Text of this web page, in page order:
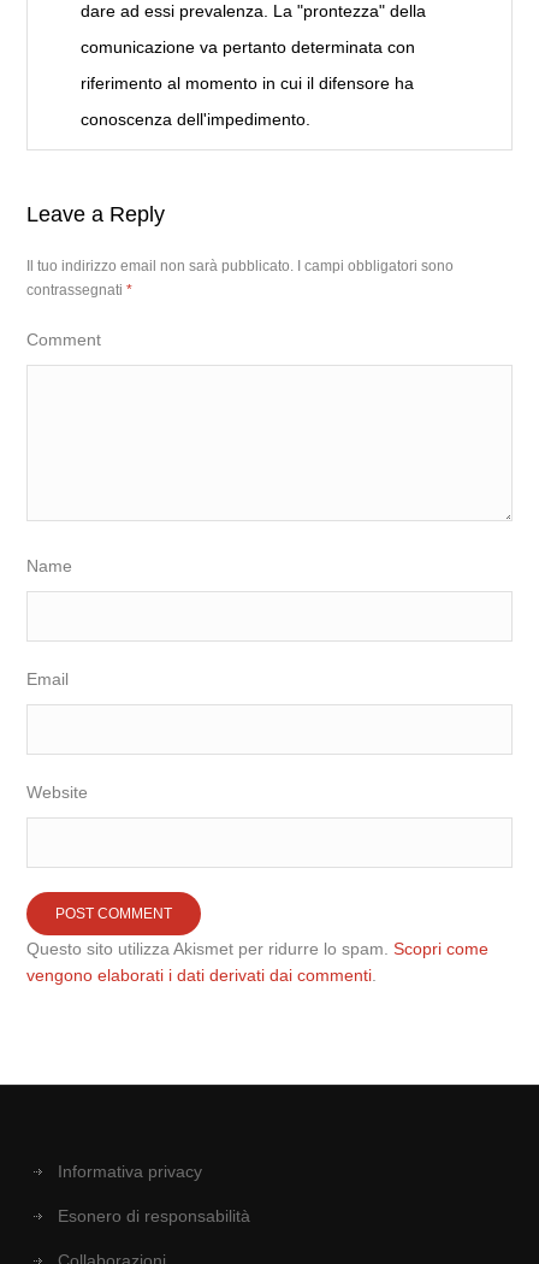
dare ad essi prevalenza. La "prontezza" della
comunicazione va pertanto determinata con
riferimento al momento in cui il difensore ha
conoscenza dell'impedimento.
Leave a Reply
Il tuo indirizzo email non sarà pubblicato.
I campi obbligatori sono
contrassegnati*
Comment
Name
Email
Website
Questo sito utilizza Akismet per ridurre lo spam.Scopri come
vengono elaborati i dati derivati dai commenti.
Informativa privacy
Esonero di responsabilità